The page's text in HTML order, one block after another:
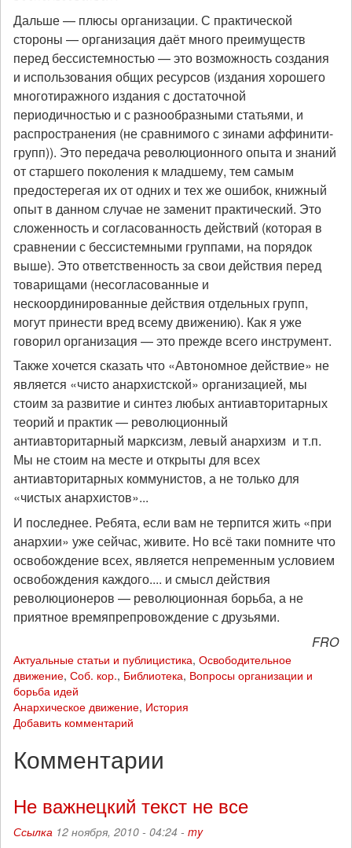
Дальше — плюсы организации. С практической
стороны — организация даёт много преимуществ
перед бессистемностью — это возможность создания
и использования общих ресурсов (издания хорошего
многотиражного издания с достаточной
периодичностью и с разнообразными статьями, и
распространения (не сравнимого с зинами аффинити-
групп)). Это передача революционного опыта и знаний
от старшего поколения к младшему, тем самым
предостерегая их от одних и тех же ошибок, книжный
опыт в данном случае не заменит практический. Это
сложенность и согласованность действий (которая в
сравнении с бессистемными группами, на порядок
выше). Это ответственность за свои действия перед
товарищами (несогласованные и
нескоординированные действия отдельных групп,
могут принести вред всему движению). Как я уже
говорил организация — это прежде всего инструмент.
Также хочется сказать что «Автономное действие» не
является «чисто анархистской» организацией, мы
стоим за развитие и синтез любых антиавторитарных
теорий и практик — революционный
антиавторитарный марксизм, левый анархизм и т.п.
Мы не стоим на месте и открыты для всех
антиавторитарных коммунистов, а не только для
«чистых анархистов»...
И последнее. Ребята, если вам не терпится жить «при
анархии» уже сейчас, живите. Но всё таки помните что
освобождение всех, является непременным условием
освобождения каждого.... и смысл действия
революционеров — революционная борьба, а не
приятное времяпрепровождение с друзьями.
FRO
Актуальные статьи и публицистика, Освободительное
движение, Соб. кор., Библиотека, Вопросы организации и
борьба идей
Анархическое движение, История
Добавить комментарий
Комментарии
Не важнецкий текст не все
Ссылка 12 ноября, 2010 - 04:24 - my